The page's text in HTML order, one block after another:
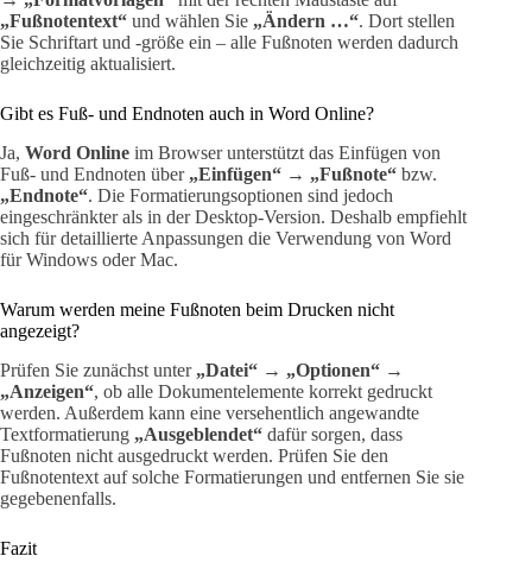
„Fußnotentext“ und wählen Sie „Ändern …“. Dort stellen
Sie Schriftart und -größe ein – alle Fußnoten werden dadurch
gleichzeitig aktualisiert.
Gibt es Fuß- und Endnoten auch in Word Online?
Ja, Word Online im Browser unterstützt das Einfügen von
Fuß- und Endnoten über „Einfügen“ → „Fußnote“ bzw.
„Endnote“. Die Formatierungsoptionen sind jedoch
eingeschränkter als in der Desktop-Version. Deshalb empfiehlt
sich für detaillierte Anpassungen die Verwendung von Word
für Windows oder Mac.
Warum werden meine Fußnoten beim Drucken nicht
angezeigt?
Prüfen Sie zunächst unter „Datei“ → „Optionen“ →
„Anzeigen“, ob alle Dokumentelemente korrekt gedruckt
werden. Außerdem kann eine versehentlich angewandte
Textformatierung „Ausgeblendet“ dafür sorgen, dass
Fußnoten nicht ausgedruckt werden. Prüfen Sie den
Fußnotentext auf solche Formatierungen und entfernen Sie sie
gegebenenfalls.
Fazit